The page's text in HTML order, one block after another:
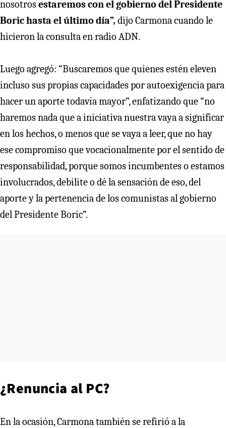
nosotrosestaremos con el gobierno del Presidente
Boric hasta el último día”, dijo Carmona cuando le
hicieron la consulta en radio ADN.
Luego agregó: “Buscaremos que quienes estén eleven
incluso sus propias capacidades por autoexigencia para
hacer un aporte todavía mayor”, enfatizando que “no
haremos nada que a iniciativa nuestra vaya a significar
en los hechos, o menos que se vaya a leer, que no hay
ese compromiso que vocacionalmente por el sentido de
responsabilidad, porque somos incumbentes o estamos
involucrados, debilite o dé la sensación de eso, del
aporte y la pertenencia de los comunistas al gobierno
del Presidente Boric”.
¿Renuncia al PC?
En la ocasión, Carmona también se refirió a la